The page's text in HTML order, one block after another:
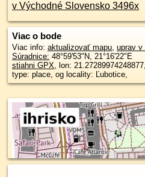
v Východné Slovensko 3496x
Viac o bode
Viac info: aktualizovať mapu, uprav v
Súradnice: 48°59'53"N, 21°16'22"E
stiahni GPX, lon:
type: place, og locality: Ľubotice,